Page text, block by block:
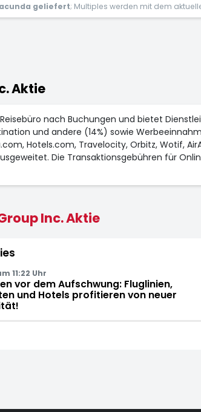
geliefert; Multiples werden mit dem
Aktie
nach Buchungen und bietet
und andere (14%) sowie
Hotels.com, Travelocity, Orbitz, Wotif,
Die Transaktionsgebühren für
Inc. Aktie
11:22 Uhr
vor dem Aufschwung: Fluglinien,
und Hotels profitieren von neuer